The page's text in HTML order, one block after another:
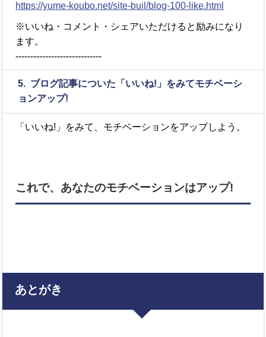
https://yume-koubo.net/site-buil/blog-100-like.html
※いいね・コメント・シェアいただけると励みになり
ます。
-----------------------------
5. ブログ記事についた「いいね!」をみてモチベーシ
ョンアップ!
「いいね!」をみて、モチベーションをアップしよう。
これで、あなたのモチベーションはアップ!
あとがき